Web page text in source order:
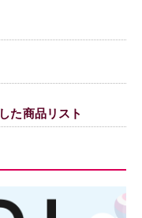
た商品リスト